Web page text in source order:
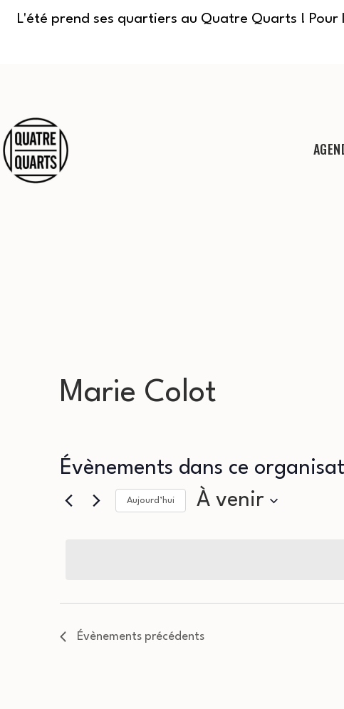
L'été prend ses quartiers au Quatre Quarts !
contenu
Marie Colot
Évènements dans ce
Aujourd’hui À venir
Évènements précédents